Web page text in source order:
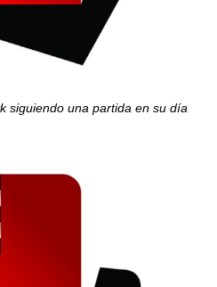
siguiendo una partida en su día